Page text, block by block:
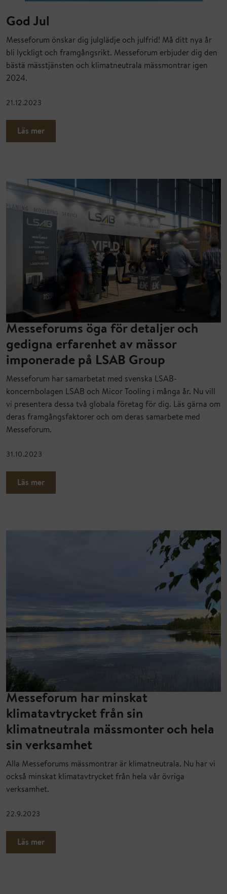
God Jul
Messeforum önskar dig julglädje och julfrid! Må ditt nya år
bli lyckligt och framgångsrikt. Messeforum erbjuder dig den
bästä mässtjänsten och klimatneutrala mässmontrar igen
2024.
21.12.2023
Läs mer
Messeforums öga för detaljer och
gedigna erfarenhet av mässor
imponerade på LSAB Group
Messeforum har samarbetat med svenska LSAB-
koncernbolagen LSAB och Micor Tooling i många år. Nu vill
vi presentera dessa två globala företag för dig. Läs gärna om
deras framgångsfaktorer och om deras samarbete med
Messeforum.
31.10.2023
Läs mer
Messeforum har minskat
klimatavtrycket från sin
klimatneutrala mässmonter och hela
sin verksamhet
Alla Messeforums mässmontrar är klimatneutrala. Nu har vi
också minskat klimatavtrycket från hela vår övriga
verksamhet.
22.9.2023
Läs mer